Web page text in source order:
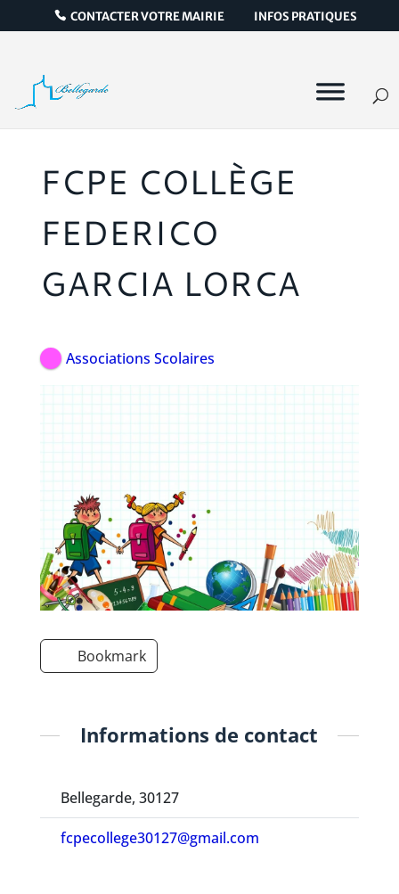
CONTACTER VOTRE MAIRIE INFOS PRATIQUES
FCPE COLLÈGE
FEDERICO
GARCIA LORCA
Associations Scolaires
Bookmark
Informations de contact
Bellegarde, 30127
fcpecollege30127@gmail.com